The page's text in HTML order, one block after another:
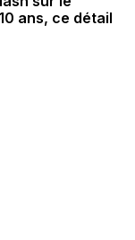
ans, ce détail